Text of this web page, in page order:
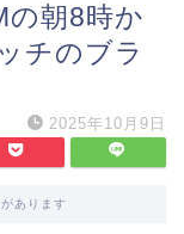
の朝8時か
チのブラ
2025年10月9日
あります